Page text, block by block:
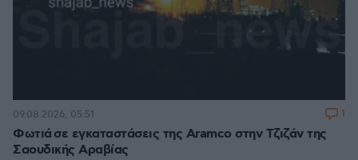
Φωτιά σε εγκαταστάσεις της Aramco στην Τζιζάν της
Σαουδικής Αραβίας
09.08.2026, 05:51 1